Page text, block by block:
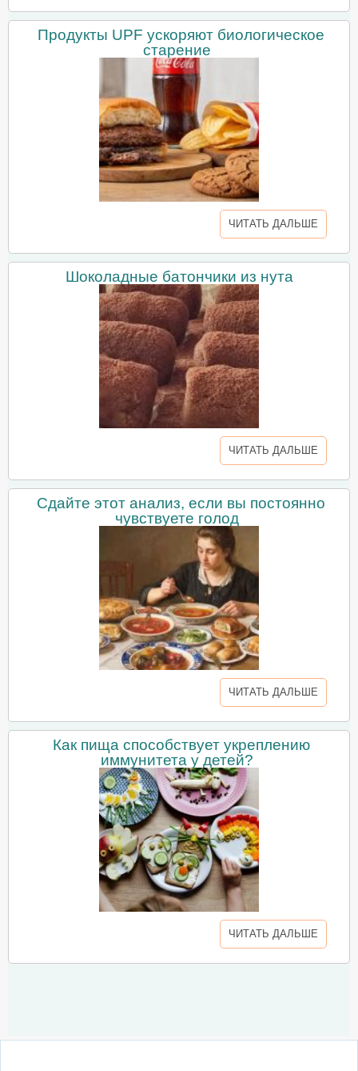
Продукты UPF ускоряют биологическое
старение
ЧИТАТЬ ДАЛЬШЕ
Шоколадные батончики из нута
ЧИТАТЬ ДАЛЬШЕ
Сдайте этот анализ, если вы постоянно
чувствуете голод
ЧИТАТЬ ДАЛЬШЕ
Как пища способствует укреплению
иммунитета у детей?
ЧИТАТЬ ДАЛЬШЕ